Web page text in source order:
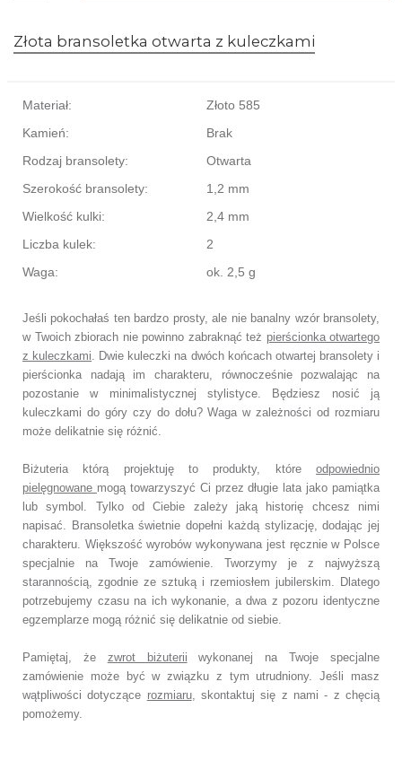
Złota bransoletka otwarta z kuleczkami
Materiał:
Złoto 585
Kamień:
Brak
Rodzaj bransolety:
Otwarta
Szerokość bransolety:
1,2 mm
Wielkość kulki:
2,4 mm
Liczba kulek:
2
Waga:
ok. 2,5 g
Jeśli pokochałaś ten bardzo prosty, ale nie banalny wzór bransolety,
w Twoich zbiorach nie powinno zabraknąć też pierścionka otwartego
z kuleczkami. Dwie kuleczki na dwóch końcach otwartej bransolety i
pierścionka nadają im charakteru, równocześnie pozwalając na
pozostanie w minimalistycznej stylistyce. Będziesz nosić ją
kuleczkami do góry czy do dołu? Waga w zależności od rozmiaru
może delikatnie się różnić.
Biżuteria którą projektuję to produkty, które odpowiednio
pielęgnowane mogą towarzyszyć Ci przez długie lata jako pamiątka
lub symbol. Tylko od Ciebie zależy jaką historię chcesz nimi
napisać. Bransoletka świetnie dopełni każdą stylizację, dodając jej
charakteru. Większość wyrobów wykonywana jest ręcznie w Polsce
specjalnie na Twoje zamówienie. Tworzymy je z najwyższą
starannością, zgodnie ze sztuką i rzemiosłem jubilerskim. Dlatego
potrzebujemy czasu na ich wykonanie, a dwa z pozoru identyczne
egzemplarze mogą różnić się delikatnie od siebie.
Pamiętaj, że zwrot biżuterii wykonanej na Twoje specjalne
zamówienie może być w związku z tym utrudniony. Jeśli masz
wątpliwości dotyczące rozmiaru, skontaktuj się z nami - z chęcią
pomożemy.